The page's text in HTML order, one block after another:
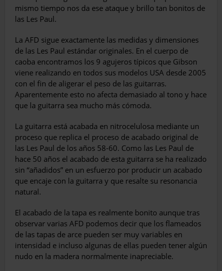
mismo tiempo nos da ese ataque y brillo tan bonitos de
las Les Paul.
La AFD sigue exactamente las medidas y di­mensiones
de las Les Paul estándar originales. En el cuerpo de
caoba encontramos los 9 aguje­ros típicos que Gibson
viene realizando en todos sus modelos USA desde 2005
con el fin de ali­gerar el peso de las guitarras.
Aparentemen­te esto no afecta demasiado al tono y hace
que la guitarra sea mucho más cómoda.
La guitarra está acabada en nitroce­lulosa mediante un
proceso que replica el proceso de acabado original de
las Les Paul de los años 58-60. Como las Les Paul de
hace 50 años el acabado de esta guitarra se ha realizado
sin “añadidos” en un esfuerzo por producir un acabado
que encaje con la guitarra y que resalte su resonancia
natural.
El acabado de la tapa es realmente bonito aunque tras
observar varias AFD podemos de­cir que los flameados
de las tapas de arce pue­den ser muy variables en
intensidad e incluso algunas de ellas pueden tener algún
nudo en la madera normalmente inapreciable.